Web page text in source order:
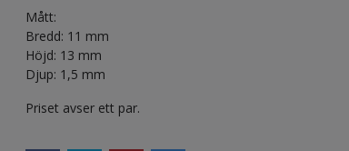
Mått:
Bredd: 11 mm
Höjd: 13 mm
Djup: 1,5 mm
Priset avser ett par.